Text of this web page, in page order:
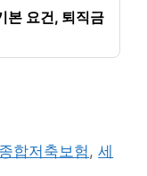
본 요건, 퇴직금
합저축보험,세